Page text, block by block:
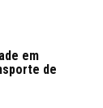
em
de